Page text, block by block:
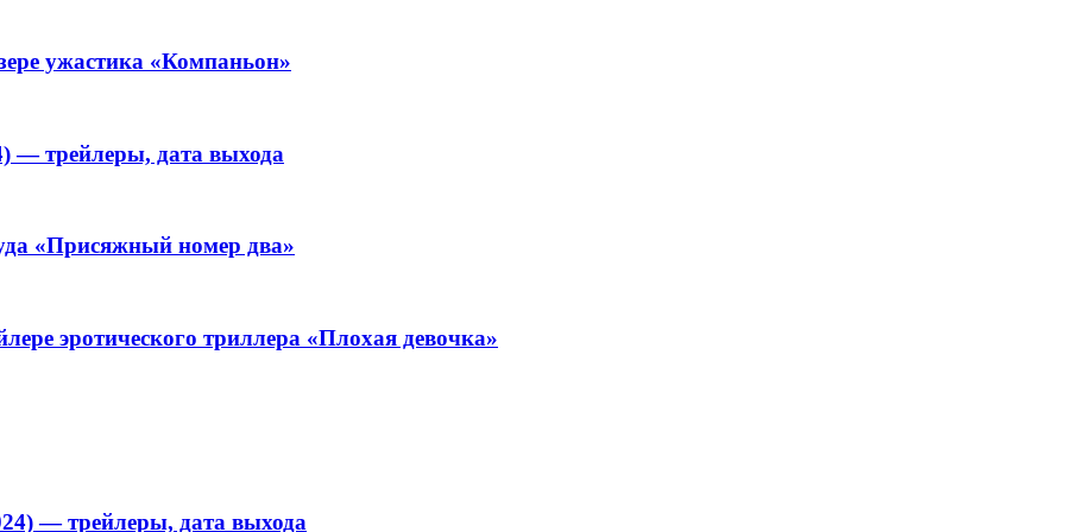
ужастика «Компаньон»
— трейлеры, дата выхода
«Присяжный номер два»
эротического триллера «Плохая девочка»
— трейлеры, дата выхода